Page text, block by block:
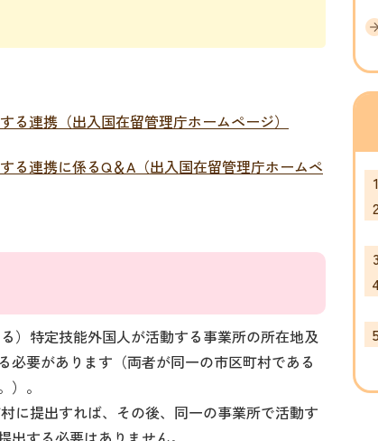
連携（出入国在留管理庁ホームページ）
る連携に係るQ＆A（出入国在留管理庁ホームペ
）特定技能外国人が活動する事業所の所在地及
要があります（両者が同一の市区町村である
。
に提出すれば、その後、同一の事業所で活動す